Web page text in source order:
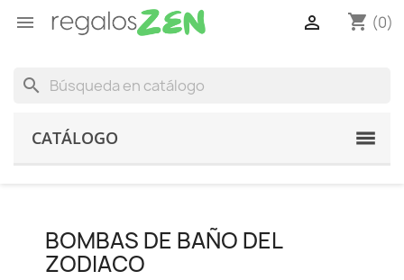
 shopping_cart (0)

search
CATÁLOGO
BOMBAS DE BAÑO DEL
ZODIACO